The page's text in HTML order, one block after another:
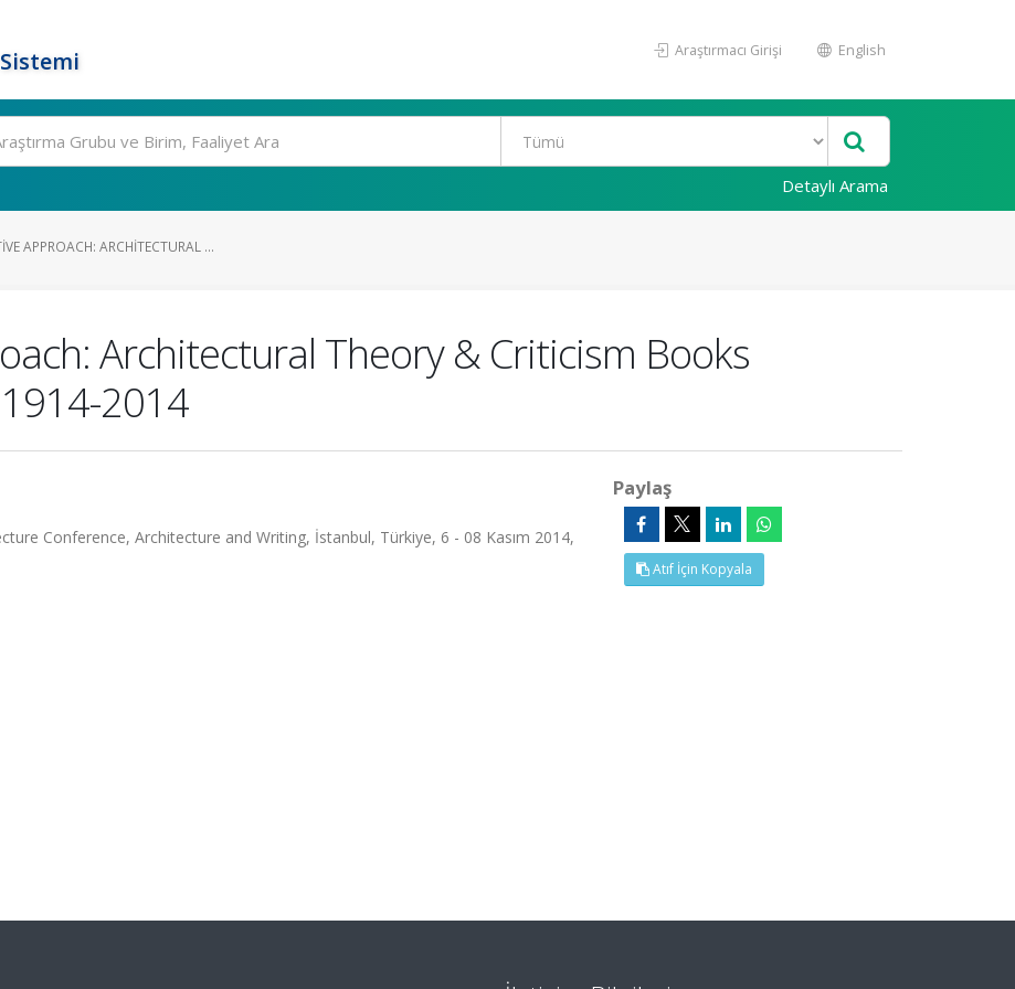
Araştırmacı Girişi English
Detaylı Arama
APPROACH: ARCHITECTURAL ...
Architectural Theory & Criticism Books
2014
Conference, Architecture and Writing, İstanbul, Türkiye, 6 - 08 Kasım 2014,
Paylaş
Atıf İçin Kopyala